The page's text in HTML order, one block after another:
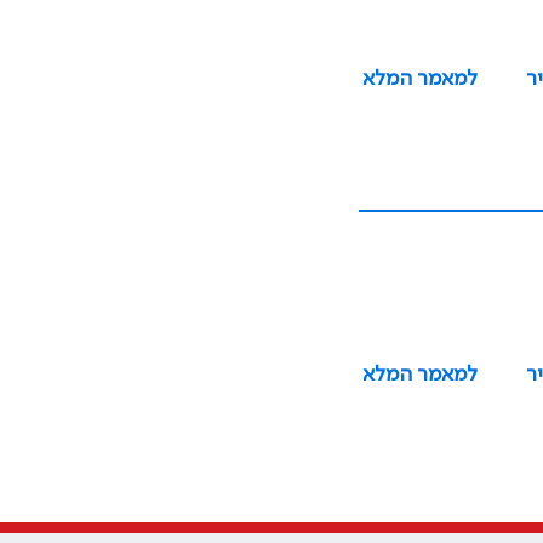
למאמר המלא
למאמר המלא